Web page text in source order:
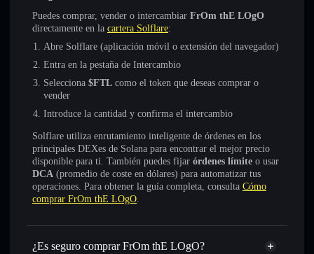
Puedes comprar, vender o intercambiar FrOm thE LOgO
directamente en la cartera Solflare:
Abre Solflare (aplicación móvil o extensión del navegador)
Entra en la pestaña de Intercambio
Selecciona $FTL como el token que deseas comprar o
vender
Introduce la cantidad y confirma el intercambio
Solflare utiliza enrutamiento inteligente de órdenes en los
principales DEXes de Solana para encontrar el mejor precio
disponible para ti. También puedes fijar órdenes límite o usar
DCA (promedio de coste en dólares) para automatizar tus
operaciones. Para obtener la guía completa, consulta Cómo
comprar FrOm thE LOgO.
¿Es seguro comprar FrOm thE LOgO?